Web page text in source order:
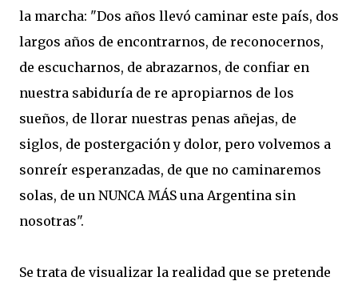
la marcha: "Dos años llevó caminar este país, dos
largos años de encontrarnos, de reconocernos,
de escucharnos, de abrazarnos, de confiar en
nuestra sabiduría de re apropiarnos de los
sueños, de llorar nuestras penas añejas, de
siglos, de postergación y dolor, pero volvemos a
sonreír esperanzadas, de que no caminaremos
solas, de un NUNCA MÁS una Argentina sin
nosotras".
Se trata de visualizar la realidad que se pretende